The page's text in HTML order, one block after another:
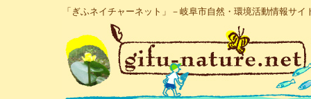
「ぎふネイチャーネット」－岐阜市自然・環境活動情報サイ